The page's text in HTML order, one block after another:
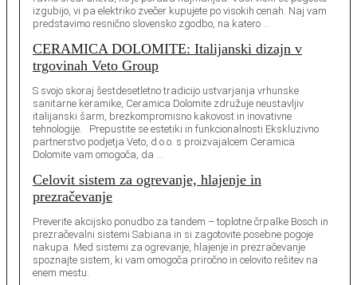
izgubijo, vi pa elektriko zvečer kupujete po visokih cenah. Naj vam
predstavimo resnično slovensko zgodbo, na katero …
CERAMICA DOLOMITE: Italijanski dizajn v
trgovinah Veto Group
S svojo skoraj šestdesetletno tradicijo ustvarjanja vrhunske
sanitarne keramike, Ceramica Dolomite združuje neustavljiv
italijanski šarm, brezkompromisno kakovost in inovativne
tehnologije. Prepustite se estetiki in funkcionalnosti Ekskluzivno
partnerstvo podjetja Veto, d.o.o. s proizvajalcem Ceramica
Dolomite vam omogoča, da …
Celovit sistem za ogrevanje, hlajenje in
prezračevanje
Preverite akcijsko ponudbo za tandem – toplotne črpalke Bosch in
prezračevalni sistemi Sabiana in si zagotovite posebne pogoje
nakupa. Med sistemi za ogrevanje, hlajenje in prezračevanje
spoznajte sistem, ki vam omogoča priročno in celovito rešitev na
enem mestu.